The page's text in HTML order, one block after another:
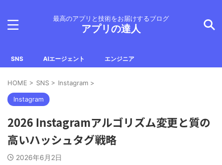
最高のアプリと技術をお届けするブログ
アプリの達人
SNS AIエージェント エンジニア
HOME > SNS > Instagram >
Instagram
2026 Instagramアルゴリズム変更と質の
高いハッシュタグ戦略
2026年6月2日